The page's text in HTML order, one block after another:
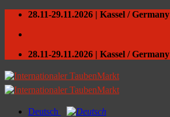
Skip
content
28.11-29.11.2026 | Kassel / Germany
28.11-29.11.2026 | Kassel / Germany
Deutsch